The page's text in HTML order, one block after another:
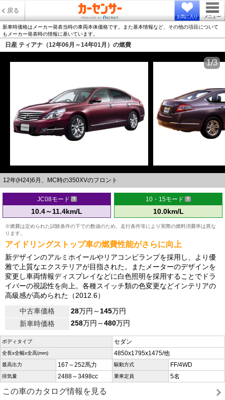
戻る
お気に入り メニュー
新車時価格はメーカー発表当時の車両本体価格です。また基本情報など、その他の項目について
もメーカー発表時の情報に基いています。
日産 ティアナ（12年06月～14年01月）の燃費
12年(H24)6月、MC時の350XVのフロント
1/3
JC08モード
10.4～11.4km/L
10・15モード
10.0km/L
※燃費は定められた試験条件の下での数値のため、走行条件等により実際の燃料消費率は異な
ります。
アイドリングストップ車の燃費性能がさらに向上
新デザインのアルミホイールやリアコンビランプを採用し、より優
雅で上質なエクステリアが目指された。またメーターのデザインを
変更し車両情報ディスプレイなどに白色照明を採用することでドラ
イバーの視認性を向上。各種スイッチ類の色変更などインテリアの
高級感が高められた（2012.6）
中古車価格
28万円～145万円
新車時価格
258万円～480万円
ボディタイプ セダン
全長x全幅x全高(mm) 4850x1795x1475/他
最高出力 167～252馬力 駆動方式 FF/4WD
排気量 2488～3498cc 乗車定員 5名
この車のカタログ情報を見る